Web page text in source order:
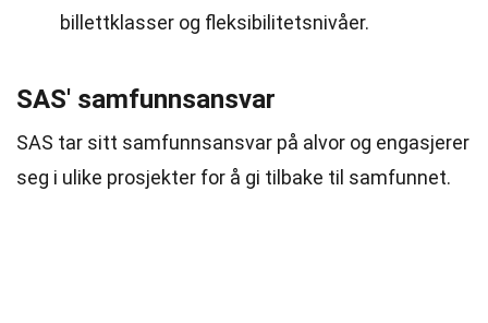
billettklasser og fleksibilitetsnivåer.
SAS' samfunnsansvar
SAS tar sitt samfunnsansvar på alvor og engasjerer
seg i ulike prosjekter for å gi tilbake til samfunnet.